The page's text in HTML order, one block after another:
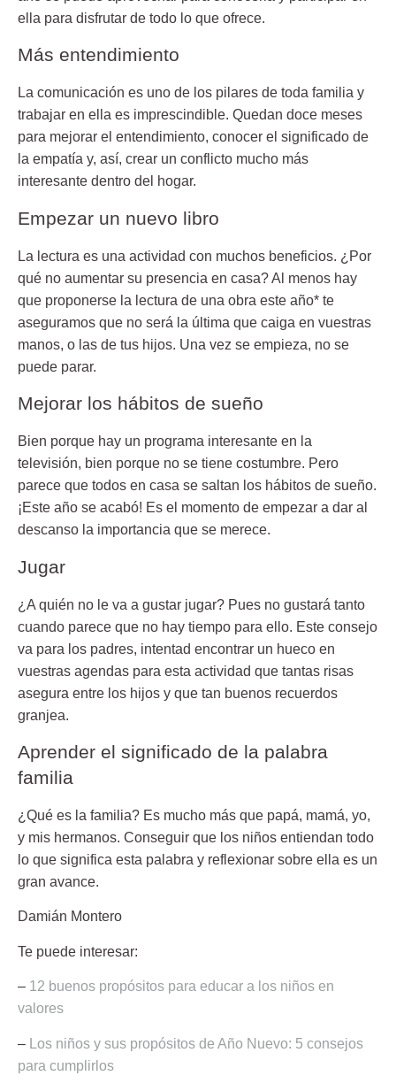
ella para disfrutar de todo lo que ofrece.
Más entendimiento
La comunicación es uno de los pilares de toda familia y
trabajar en ella es imprescindible. Quedan doce meses
para mejorar el entendimiento, conocer el significado de
la empatía y, así, crear un conflicto mucho más
interesante dentro del hogar.
Empezar un nuevo libro
La lectura es una actividad con muchos beneficios. ¿Por
qué no aumentar su presencia en casa? Al menos hay
que proponerse la lectura de una obra este año* te
aseguramos que no será la última que caiga en vuestras
manos, o las de tus hijos. Una vez se empieza, no se
puede parar.
Mejorar los hábitos de sueño
Bien porque hay un programa interesante en la
televisión, bien porque no se tiene costumbre. Pero
parece que todos en casa se saltan los hábitos de sueño.
¡Este año se acabó! Es el momento de empezar a dar al
descanso la importancia que se merece.
Jugar
¿A quién no le va a gustar jugar? Pues no gustará tanto
cuando parece que no hay tiempo para ello. Este consejo
va para los padres, intentad encontrar un hueco en
vuestras agendas para esta actividad que tantas risas
asegura entre los hijos y que tan buenos recuerdos
granjea.
Aprender el significado de la palabra
familia
¿Qué es la familia? Es mucho más que papá, mamá, yo,
y mis hermanos. Conseguir que los niños entiendan todo
lo que significa esta palabra y reflexionar sobre ella es un
gran avance.
Damián Montero
Te puede interesar:
– 12 buenos propósitos para educar a los niños en
valores
–
Los niños y sus propósitos de Año Nuevo: 5 consejos
para cumplirlos